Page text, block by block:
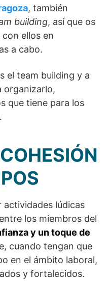
, también
building, así que os
ellos en
a cabo.
el team building y a
organizarlo,
que tiene para los
actividades lúdicas
los miembros del
y un toque de
cuando tengan que
en el ámbito laboral,
y fortalecidos.